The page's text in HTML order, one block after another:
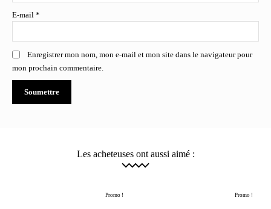
E-mail *
Enregistrer mon nom, mon e-mail et mon site dans le navigateur pour
mon prochain commentaire.
Les acheteuses ont aussi aimé :
Promo ! Promo !